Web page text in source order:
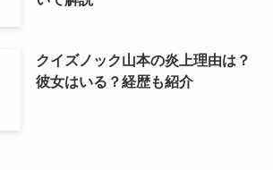
クイズノック山本の炎上理由は？
彼女はいる？経歴も紹介